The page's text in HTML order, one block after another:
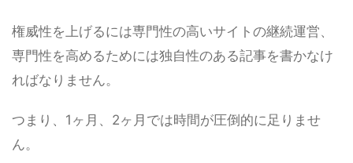
権威性を上げるには専門性の高いサイトの継続運営、
専門性を高めるためには独自性のある記事を書かなけ
ればなりません。
つまり、1ヶ月、2ヶ月では時間が圧倒的に足りませ
ん。